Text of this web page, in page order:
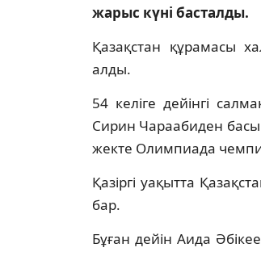
жарыс күні басталды.
Қазақстан құрамасы
алды.
54 келіге дейінгі
Сирин Чараабиден
жекте Олимпиада
Қазіргі уақытта
бар.
Бұған дейін Аида